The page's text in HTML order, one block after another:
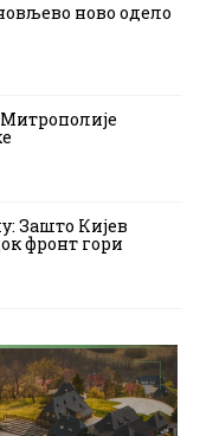
ново одело
Зашто Кијев
фронт гори